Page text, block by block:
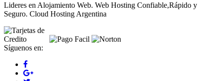
Lideres en Alojamiento Web. Web Hosting Confiable,Rápido y
Seguro. Cloud Hosting Argentina
Síguenos en: